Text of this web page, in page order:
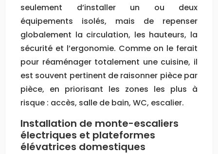
seulement d’installer un ou deux
équipements isolés, mais de repenser
globalement la circulation, les hauteurs, la
sécurité et l’ergonomie. Comme on le ferait
pour réaménager totalement une cuisine, il
est souvent pertinent de raisonner pièce par
pièce, en priorisant les zones les plus à
risque : accès, salle de bain, WC, escalier.
Installation de monte-escaliers
électriques et plateformes
élévatrices domestiques